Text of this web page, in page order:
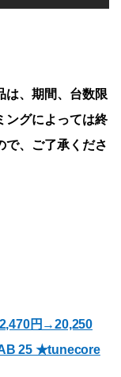
は、期間、台数限
ングによっては終
で、ご了承くださ
円→20,250
25 ★tunecore